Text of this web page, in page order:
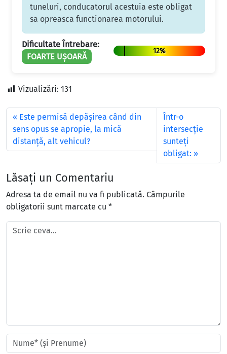
tuneluri, conducatorul acestuia este obligat
sa opreasca functionarea motorului.
Dificultate Întrebare:
FOARTE UȘOARĂ
12%
Vizualizări: 131
Este permisă depășirea când din
sens opus se apropie, la mică
distanță, alt vehicul?
Într-o
intersecţie
sunteţi
obligat:
Lăsați un Comentariu
Adresa ta de email nu va fi publicată. Câmpurile
obligatorii sunt marcate cu *